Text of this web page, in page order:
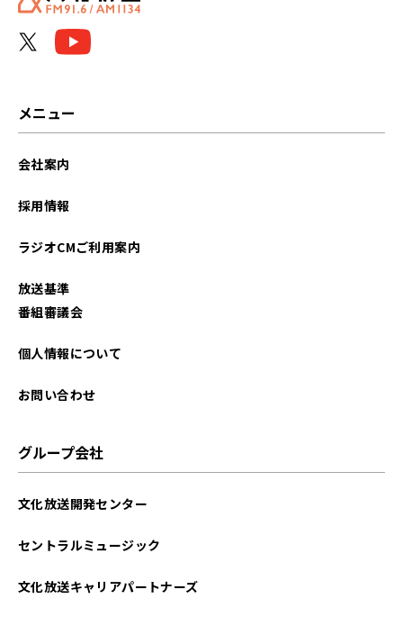
メニュー
会社案内
採用情報
ラジオCMご利用案内
放送基準
番組審議会
個人情報について
お問い合わせ
グループ会社
文化放送開発センター
セントラルミュージック
文化放送キャリアパートナーズ